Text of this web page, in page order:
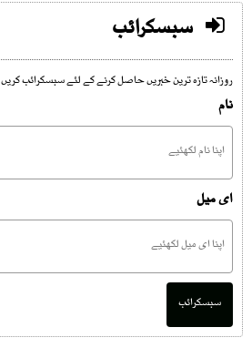
سبسکرائب
روزانہ تازہ ترین خبریں حاصل کرنے کے لئے سبسکرائب کریں
نام
ای میل
سبسکرائب